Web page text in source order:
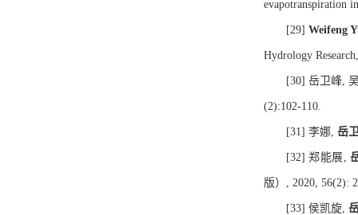
evapotranspiration
[29]Weifeng
Hydrology
[30] 岳卫峰,
(2):102-110.
[31] 李娜, 岳
[32] 郑能展,
版）, 2020, 56(2):
[33] 侯凯旋,